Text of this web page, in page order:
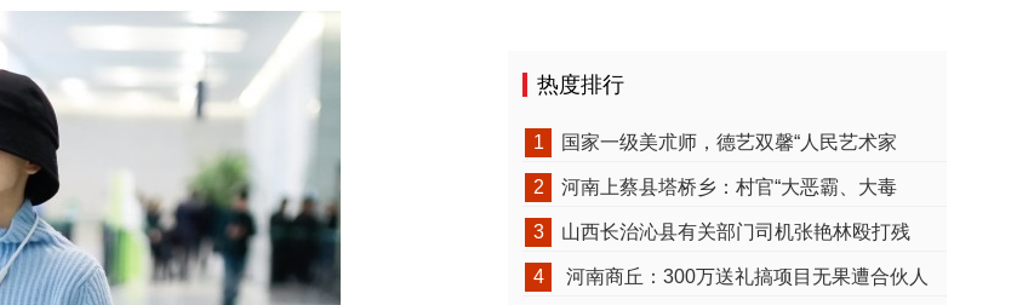
热度排行
1 国家一级美朮师，德艺双馨“人民艺术家
2 河南上蔡县塔桥乡：村官“大恶霸、大毒
3 山西长治沁县有关部门司机张艳林殴打残
4 河南商丘：300万送礼搞项目无果遭合伙人